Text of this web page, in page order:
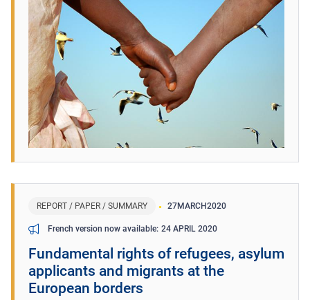
REPORT / PAPER / SUMMARY 27MARCH2020
French version now available 24 APRIL 2020
Fundamental rights of refugees, asylum
applicants and migrants at the
European borders